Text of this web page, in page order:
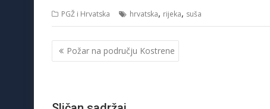
PGŽ i Hrvatska hrvatska, rijeka, suša
Navigacija
objava
Požar na području Kostrene